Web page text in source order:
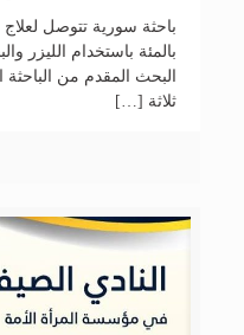
بالمئة باستخدام الليزر
البحث المقدم من
ثلاثة […]